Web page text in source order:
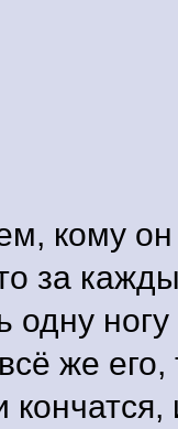
кому он
за
одну
же